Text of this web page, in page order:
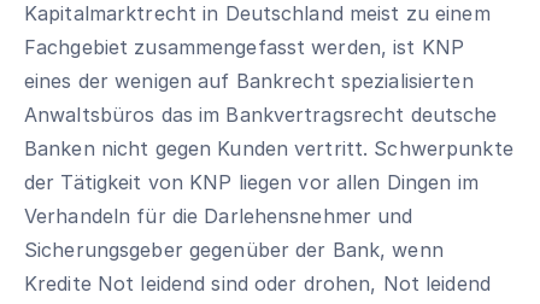
Kapitalmarktrecht in Deutschland meist zu einem
Fachgebiet zusammengefasst werden, ist KNP
eines der wenigen auf Bankrecht spezialisierten
Anwaltsbüros das im Bankvertragsrecht deutsche
Banken nicht gegen Kunden vertritt. Schwerpunkte
der Tätigkeit von KNP liegen vor allen Dingen im
Verhandeln für die Darlehensnehmer und
Sicherungsgeber gegenüber der Bank, wenn
Kredite Not leidend sind oder drohen, Not leidend